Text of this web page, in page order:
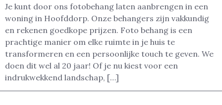
Je kunt door ons fotobehang laten aanbrengen in een
woning in Hoofddorp. Onze behangers zijn vakkundig
en rekenen goedkope prijzen. Foto behang is een
prachtige manier om elke ruimte in je huis te
transformeren en een persoonlijke touch te geven. We
doen dit wel al 20 jaar! Of je nu kiest voor een
indrukwekkend landschap, […]